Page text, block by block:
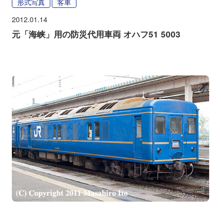
2012.01.14
元「海峡」用の防災代用車両 オハフ51 5003